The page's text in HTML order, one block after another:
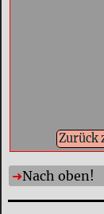
Zurück
Nach oben!